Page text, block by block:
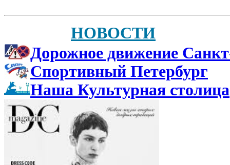
НОВОСТИ
Дорожное движение
Спортивный Петербург
Наша Культурная столица